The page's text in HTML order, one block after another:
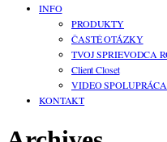
INFO
PRODUKTY
ČASTÉ OTÁZKY
TVOJ SPRIEVODCA
Client Closet
VIDEO SPOLUPRÁCA
KONTAKT